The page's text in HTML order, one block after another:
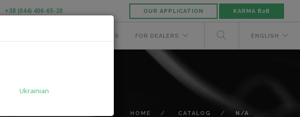
Ukrainian
+38 (044) 406-65-20 OUR APPLICATION KARMA B2B
FOR MANUFACTURERS FOR DEALERS ENGLISH
HOME CATALOG N/A